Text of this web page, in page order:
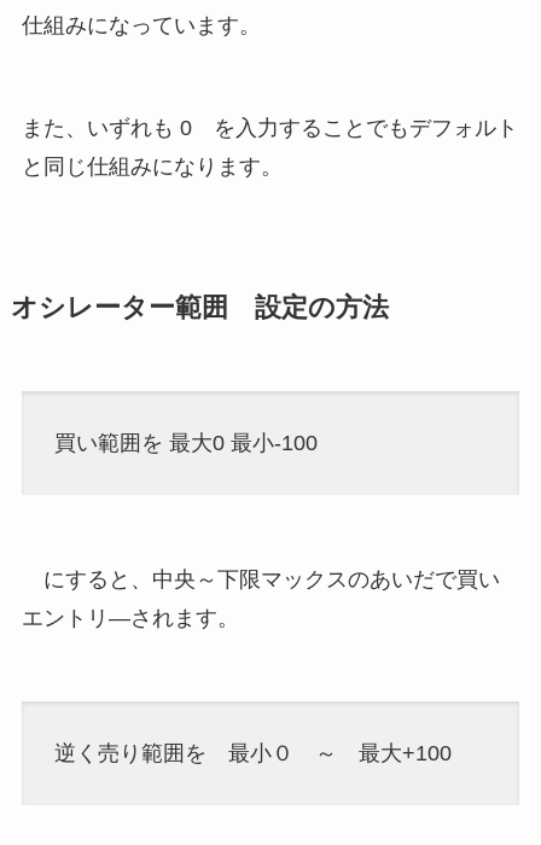
仕組みになっています。
また、いずれも 0 を入力することでもデフォルト
と同じ仕組みになります。
オシレーター範囲 設定の方法
買い範囲を 最大0 最小-100
にすると、中央～下限マックスのあいだで買い
エントリ―されます。
逆く売り範囲を 最小０ ～ 最大+100